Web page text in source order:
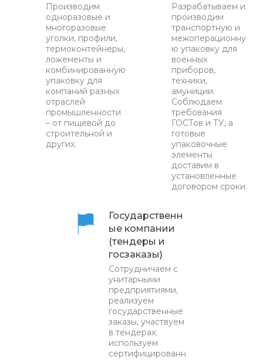
Производим
одноразовые и
многоразовые
уголки, профили,
термоконтейнеры,
ложементы и
комбинированную
упаковку для
компаний разных
отраслей
промышленности
– от пищевой до
строительной и
других.
Разрабатываем и
производим
транспортную и
межоперационну
ю упаковку для
военных
приборов,
техники,
амуниции.
Соблюдаем
требования
ГОСТов и ТУ, а
готовые
упаковочные
элементы
доставим в
установленные
договором сроки.
Государственн
ые компании
(тендеры и
госзаказы)
Сотрудничаем с
унитарными
предприятиями,
реализуем
государственные
заказы, участвуем
в тендерах:
используем
сертифицированн